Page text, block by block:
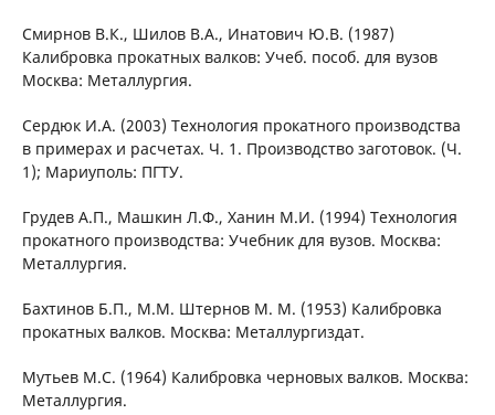
Смирнов В.К., Шилов В.А., Инатович Ю.В. (1987)
Калибровка прокатных валков: Учеб. пособ. для вузов
Москва: Металлургия.
Сердюк И.А. (2003) Технология прокатного производства
в примерах и расчетах. Ч. 1. Производство заготовок. (Ч.
1); Мариуполь: ПГТУ.
Грудев А.П., Машкин Л.Ф., Ханин М.И. (1994) Технология
прокатного производства: Учебник для вузов. Москва:
Металлургия.
Бахтинов Б.П., М.М. Штернов М. М. (1953) Калибровка
прокатных валков. Москва: Металлургиздат.
Мутьев М.С. (1964) Калибровка черновых валков. Москва:
Металлургия.